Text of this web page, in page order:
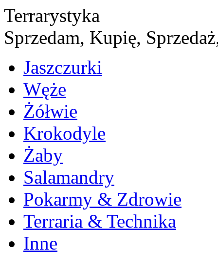
Terrarystyka
Sprzedam, Kupię,
Jaszczurki
Węże
Żółwie
Krokodyle
Żaby
Salamandry
Pokarmy & Zdrowie
Terraria & Technika
Inne